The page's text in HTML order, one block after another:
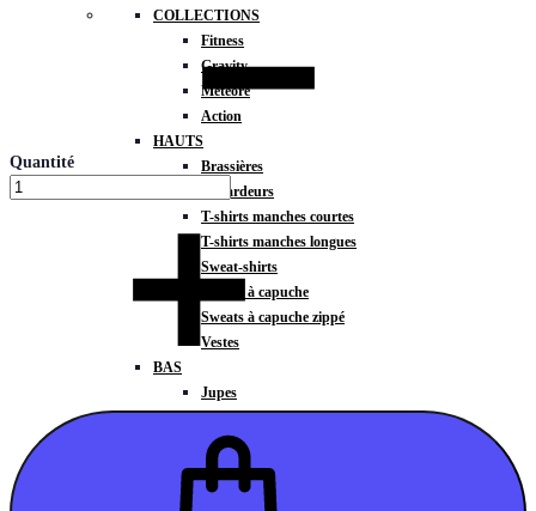
COLLECTIONS
Fitness
Gravity
Météore
Action
HAUTS
Brassières
Débardeurs
T-shirts manches courtes
T-shirts manches longues
Sweat-shirts
Sweats à capuche
Sweats à capuche zippé
Vestes
BAS
Jupes
Shorts
Leggings
Pantalons
CARTES CADEAUX
Quantité